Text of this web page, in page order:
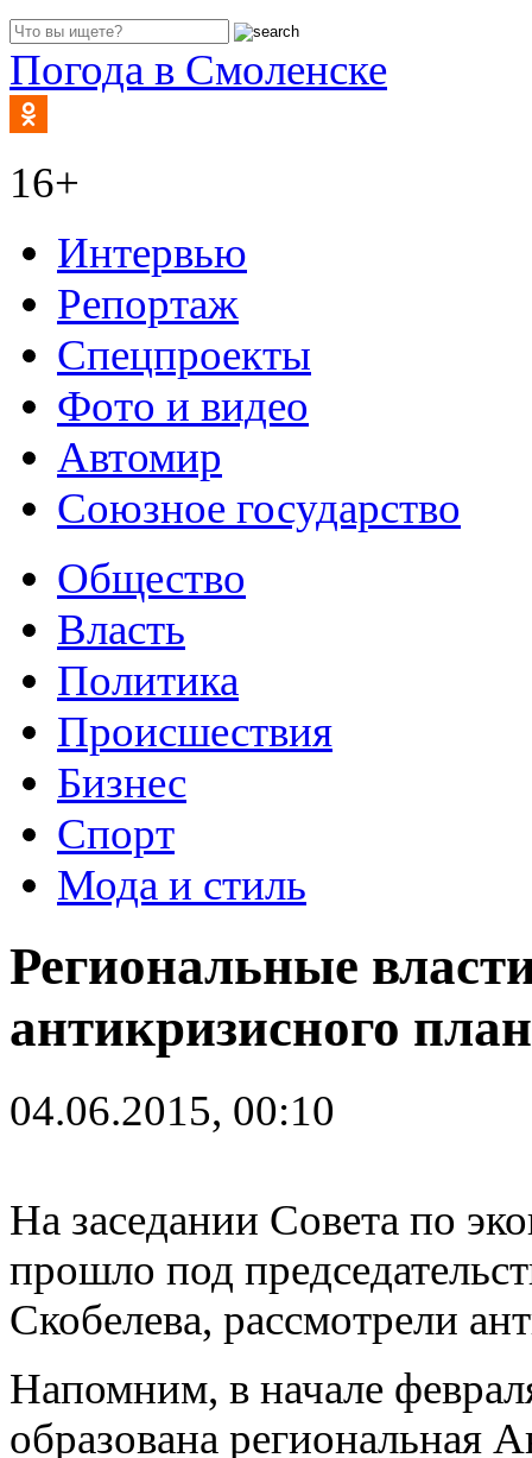
Погода в Смоленске
16+
Интервью
Репортаж
Спецпроекты
Фото и видео
Автомир
Союзное государство
Общество
Власть
Политика
Происшествия
Бизнес
Спорт
Мода и стиль
Региональные
антикризисного
04.06.2015, 00:10
На заседании Совета по
прошло под
Скобелева, рассмотрели
Напомним, в начале
образована региональная